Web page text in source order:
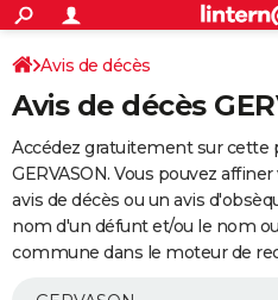
ACTUALITÉS
Politique
Société
Faits Divers
Education
Monde
Villes
+
SPORT
Coupe du monde 2026
Football
Tennis
Cyclisme
Rugby
Forum
Programme TV
TNT
Streaming
Cinéma
Sorties cinéma
Musique
+
FINANCE
Retraite
Epargne
Immobilier
Risques naturels par ville
Banque
Assurance
AUTO
Essais
Réserver un essai
Citadines
Berlines
SUV
Forum auto
+
Avis de décès
Avis de décès
Accédez gratuitement sur cette
GERVASON. Vous pouvez
avis de décès ou un avis
nom d'un défunt et/ou le nom
commune dans le moteur de